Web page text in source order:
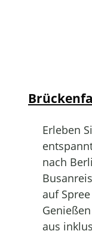
Erleben
nach
auf
aus